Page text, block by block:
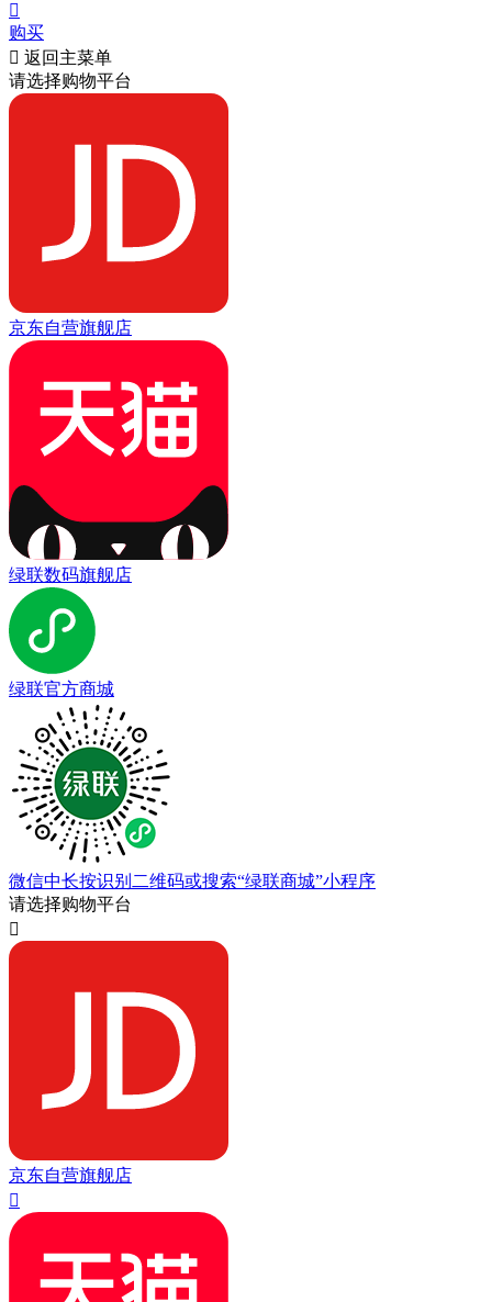

购买
 返回主菜单
请选择购物平台
京东自营旗舰店
绿联数码旗舰店
绿联官方商城
微信中长按识别二维码或搜索“绿联商城”小程序
请选择购物平台

京东自营旗舰店
